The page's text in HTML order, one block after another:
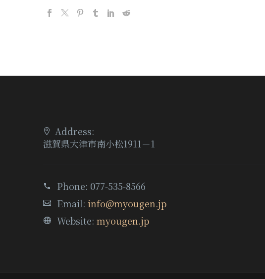
Address:
滋賀県大津市南小松1911－1
Phone: 077-535-8566
Email: info@myougen.jp
Website: myougen.jp